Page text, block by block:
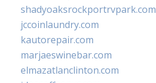
shadyoaksrockportrvpark.com
jccoinlaundry.com
kautorepair.com
marjaeswinebar.com
elmazatlanclinton.com